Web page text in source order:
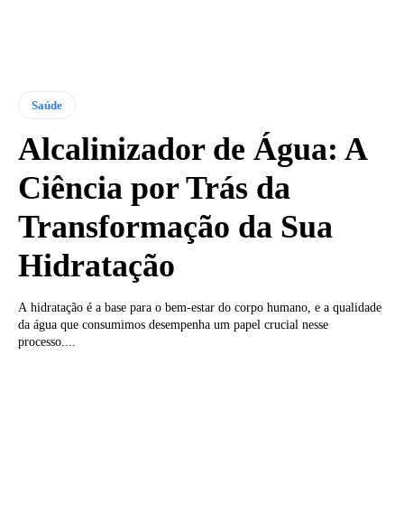
Saúde
Alcalinizador de Água: A
Ciência por Trás da
Transformação da Sua
Hidratação
A hidratação é a base para o bem-estar do corpo humano, e a qualidade
da água que consumimos desempenha um papel crucial nesse
processo....